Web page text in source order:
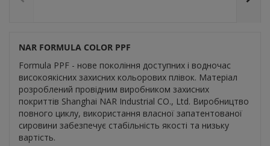
NAR FORMULA COLOR PPF
Formula PPF - нове покоління доступних і водночас
високоякісних захисних кольорових плівок. Матеріал
розроблений провідним виробником захисних
покриттів Shanghai NAR Industrial CO., Ltd. Виробництво
повного циклу, використання власної запатентованої
сировини забезпечує стабільність якості та низьку
вартість.